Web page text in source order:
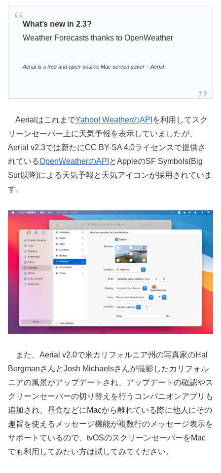
What’s new in 2.3?
Weather Forecasts thanks to OpenWeather
Aerial is a free and open-source Mac screen saver – Aerial
AerialはこれまでYahoo! WeatherのAPI を利用してスク
リーンセーバー上に天気予報を表示していましたが、
Aerial v2.3では新たにCC BY-SA 4.0ライセンスで提供さ
れているOpenWeatherのAPI とAppleのSF Symbols(Big
Sur以降)による天気予報と天気アイコンが採用されていま
す。
また、Aerial v2.0で米カリフォルニア州の写真家のHal
BergmanさんとJosh Michaelsさんが撮影したカリフォル
ニアの風景がアップデートされ、アップデートの確認やス
クリーンセーバーの切り替えを行うコンパニオンアプリも
追加され、昼食などにMacから離れている際に他人にその
趣旨を使えるメッセージ機能が複数行のメッセージ表示を
サポートているので、tvOSのスクリーンセーバーをMac
でも利用してみたい方は試してみてください。